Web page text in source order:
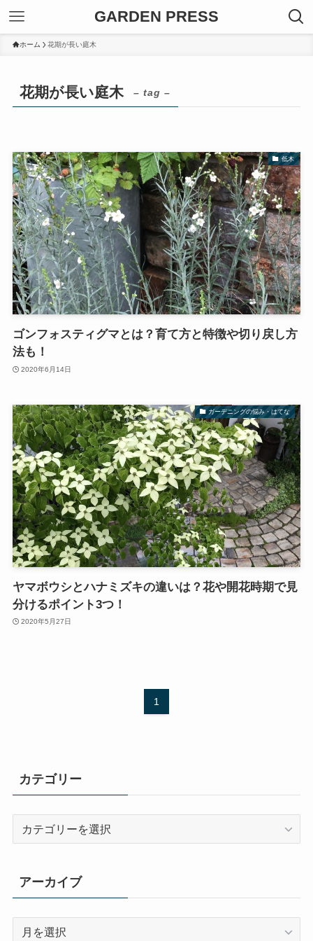
GARDEN PRESS
ホーム 花期が長い庭木
花期が長い庭木 – tag –
低木
ゴンフォスティグマとは？育て方と特徴や切り戻し方
法も！
2020年6月14日
ガーデニングの悩み・はてな
ヤマボウシとハナミズキの違いは？花や開花時期で見
分けるポイント3つ！
2020年5月27日
1
カテゴリー
リ
ー
アーカイブ